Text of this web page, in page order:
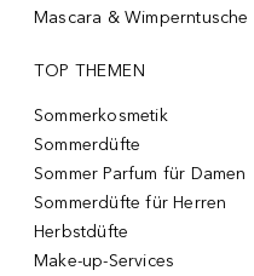
Mascara & Wimperntusche
TOP THEMEN
Sommerkosmetik
Sommerdüfte
Sommer Parfum für Damen
Sommerdüfte für Herren
Herbstdüfte
Make-up-Services